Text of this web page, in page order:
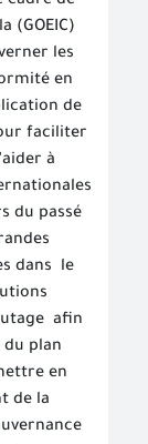
la (GOEIC)
les
en
de
faciliter
à
du passé
dans
le
afin
du plan
en
de la